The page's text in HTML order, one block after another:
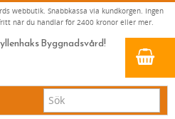
webbutik. Snabbkassa via kundkorgen. Ingen
när du handlar för 2400 kronor eller mer.
Byggnadsvård!